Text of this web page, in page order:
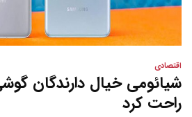
اقتصادی
شیائومی خیال دارندگان
راحت کرد